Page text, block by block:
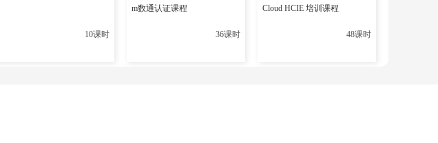
10课时
m数通认证课程
36课时
Cloud HCIE 培训课程
48课时